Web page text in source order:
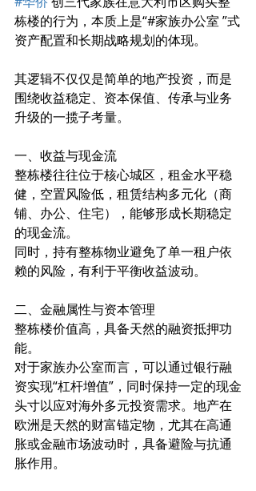
栋楼的行为，本质上是“#家族办公室 ”式
资产配置和长期战略规划的体现。
其逻辑不仅仅是简单的地产投资，而是
围绕收益稳定、资本保值、传承与业务
升级的一揽子考量。
一、收益与现金流
整栋楼往往位于核心城区，租金水平稳
健，空置风险低，租赁结构多元化（商
铺、办公、住宅），能够形成长期稳定
的现金流。
同时，持有整栋物业避免了单一租户依
赖的风险，有利于平衡收益波动。
二、金融属性与资本管理
整栋楼价值高，具备天然的融资抵押功
能。
对于家族办公室而言，可以通过银行融
资实现“杠杆增值”，同时保持一定的现金
头寸以应对海外多元投资需求。地产在
欧洲是天然的财富锚定物，尤其在高通
胀或金融市场波动时，具备避险与抗通
胀作用。